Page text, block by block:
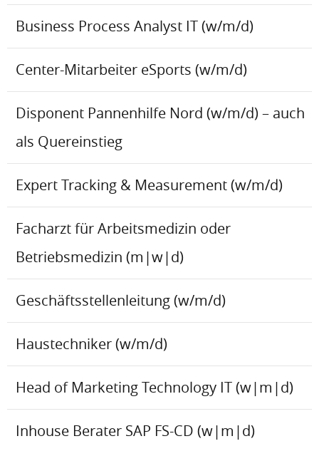
Business Process Analyst IT (w/m/d)
Center-Mitarbeiter eSports (w/m/d)
Disponent Pannenhilfe Nord (w/m/d) – auch
als Quereinstieg
Expert Tracking & Measurement (w/m/d)
Facharzt für Arbeitsmedizin oder
Betriebsmedizin (m|w|d)
Geschäftsstellenleitung (w/m/d)
Haustechniker (w/m/d)
Head of Marketing Technology IT (w|m|d)
Inhouse Berater SAP FS-CD (w|m|d)